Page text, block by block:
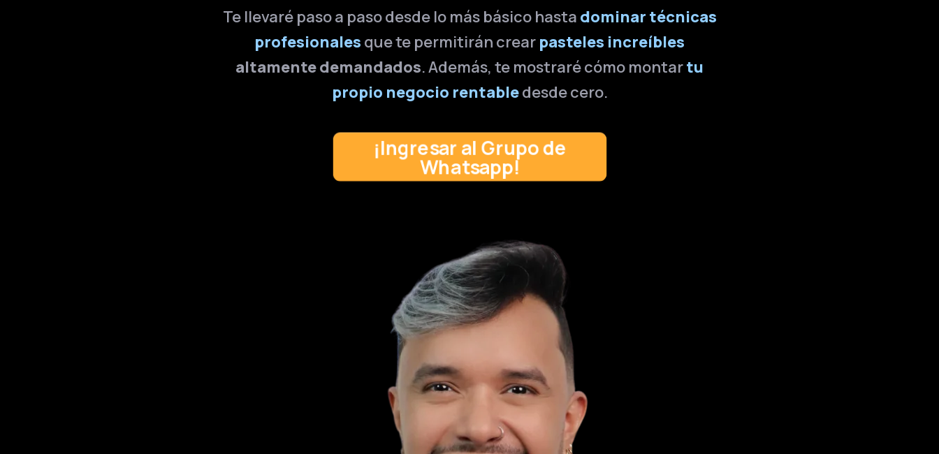
Te llevaré paso a paso desde lo más básico hasta dominar técnicas
profesionales que te permitirán crear pasteles increíbles
altamente demandados. Además, te mostraré cómo montartu
propio negocio rentabledesde cero.
¡Ingresar al Grupo de
Whatsapp!